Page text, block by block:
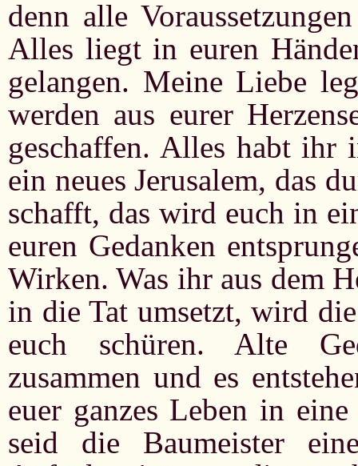
denn alle
Alles liegt in euren
gelangen. Meine Liebe
werden aus eurer
geschaffen. Alles habt ihr
ein neues Jerusalem, das
schafft, das wird euch in
euren Gedanken
Wirken. Was ihr aus dem
in die Tat umsetzt, wird
euch schüren. Alte
zusammen und es
euer ganzes Leben in
seid die Baumeister